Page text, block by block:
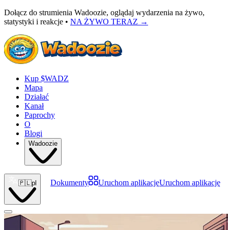
Dołącz do strumienia Wadoozie, oglądaj wydarzenia na żywo,
statystyki i reakcje • NA ŻYWO TERAZ →
Kup $WADZ
Mapa
Działać
Kanał
Paprochy
O
Blogi
Wadoozie
🇵🇱pl Dokumenty Uruchom aplikacjęUruchom aplikację